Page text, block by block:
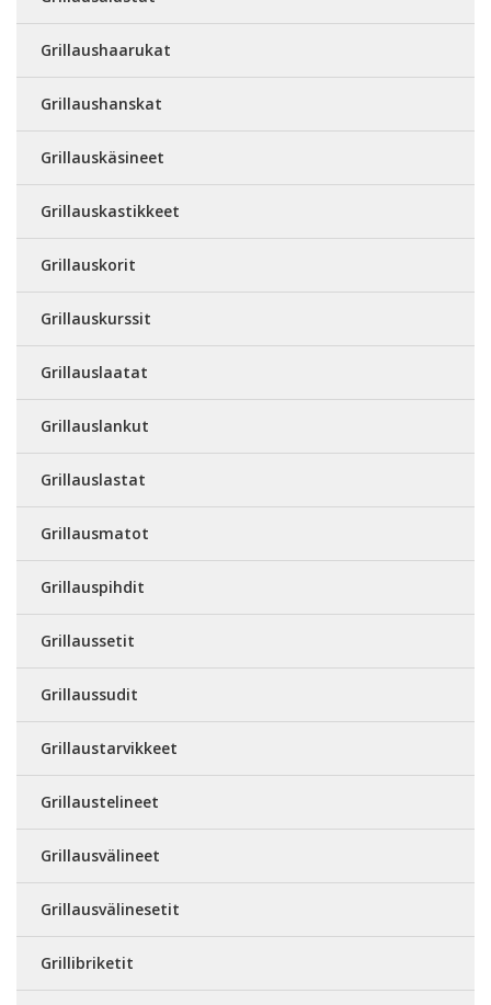
Grillaushaarukat
Grillaushanskat
Grillauskäsineet
Grillauskastikkeet
Grillauskorit
Grillauskurssit
Grillauslaatat
Grillauslankut
Grillauslastat
Grillausmatot
Grillauspihdit
Grillaussetit
Grillaussudit
Grillaustarvikkeet
Grillaustelineet
Grillausvälineet
Grillausvälinesetit
Grillibriketit